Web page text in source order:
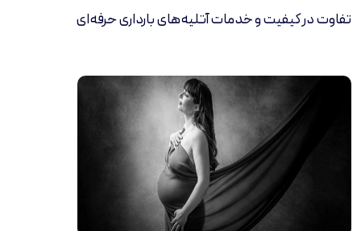
تفاوت در کیفیت و خدمات آتلیه‌های بارداری حرفه‌ای